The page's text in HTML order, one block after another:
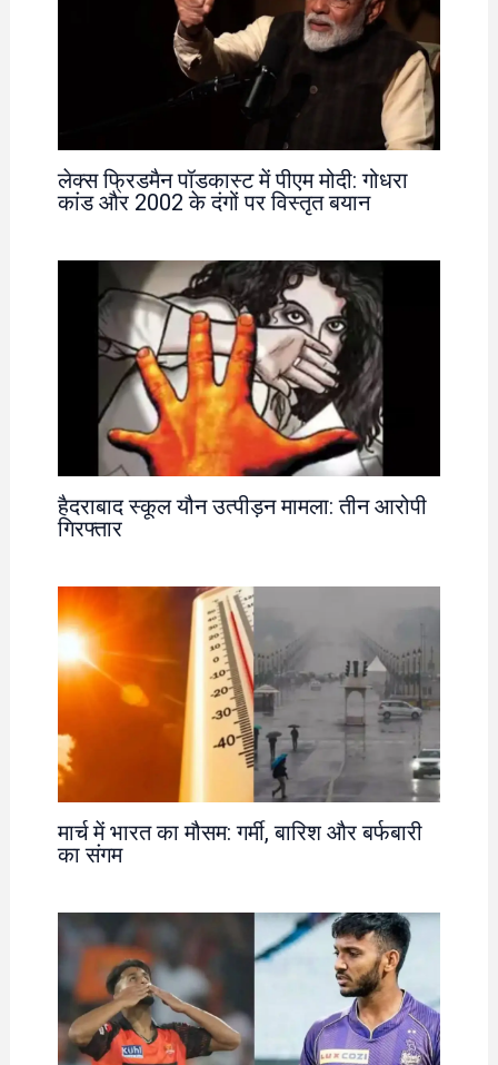
लेक्स फ्रिडमैन पॉडकास्ट में पीएम मोदी: गोधरा
कांड और 2002 के दंगों पर विस्तृत बयान
हैदराबाद स्कूल यौन उत्पीड़न मामला: तीन आरोपी
गिरफ्तार
मार्च में भारत का मौसम: गर्मी, बारिश और बर्फबारी
का संगम